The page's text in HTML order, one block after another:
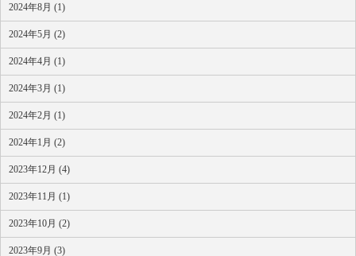
2024年8月 (1)
2024年5月 (2)
2024年4月 (1)
2024年3月 (1)
2024年2月 (1)
2024年1月 (2)
2023年12月 (4)
2023年11月 (1)
2023年10月 (2)
2023年9月 (3)